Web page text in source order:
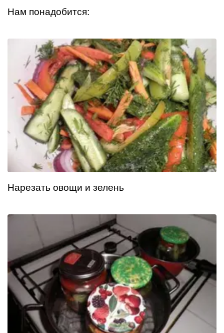
Нам понадобится:
Нарезать овощи и зелень